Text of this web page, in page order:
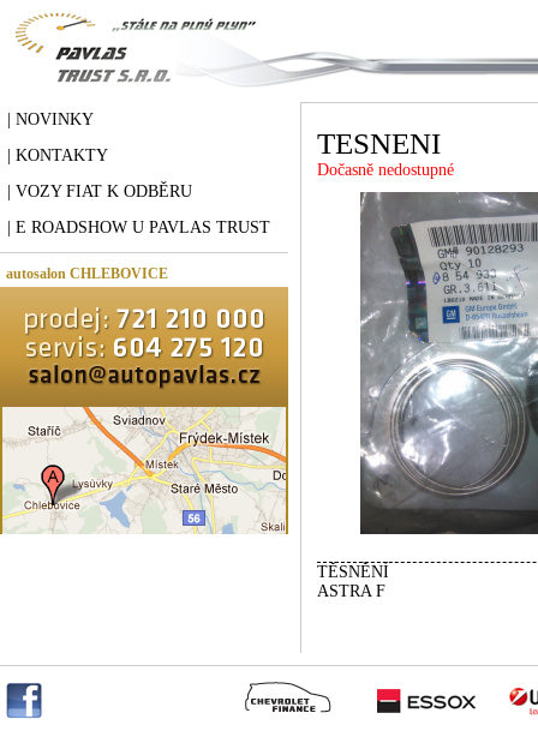
| NOVINKY
| KONTAKTY
| VOZY FIAT K ODBĚRU
| E ROADSHOW U PAVLAS TRUST
autosalon CHLEBOVICE
TESNENI
Dočasně nedostupné
TĚSNĚNÍ
ASTRA F